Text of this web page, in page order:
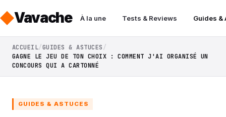
Vavache À la une Tests & Reviews Guides &
ACCUEIL GUIDES & ASTUCES
GAGNE LE JEU DE TON CHOIX : COMMENT J'AI ORGANISÉ UN
CONCOURS QUI A CARTONNÉ
GUIDES & ASTUCES